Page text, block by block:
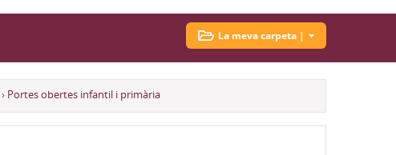
La meva carpeta |
› Portes obertes infantil i primària